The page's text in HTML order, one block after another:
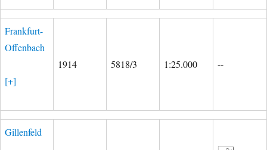
Frankfurt-
Offenbach
[+]
1914 5818/3 1:25.000 --
Gillenfeld